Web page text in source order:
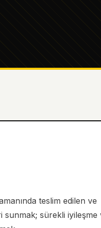
teslim edilen ve
sunmak; sürekli iyileşme